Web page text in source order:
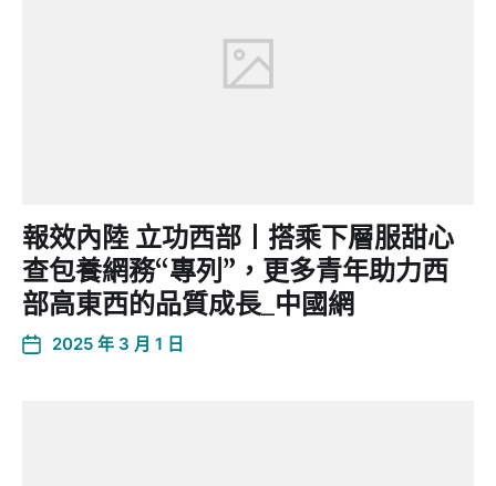
報效內陸 立功西部丨搭乘下層服甜心
查包養網務“專列”，更多青年助力西
部高東西的品質成長_中國網
2025 年 3 月 1 日